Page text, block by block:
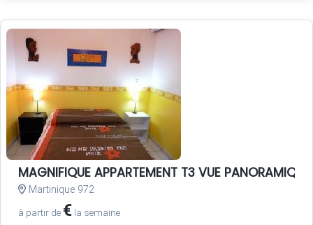
MAGNIFIQUE APPARTEMENT T3 VUE
Martinique 972
à partir de € la semaine